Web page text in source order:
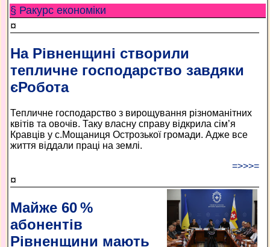
§ Ракурс економiки
¤
На Рівненщині створили
тепличне господарство завдяки
єРобота
Тепличне господарство з вирощування різноманітних
квітів та овочів. Таку власну справу відкрила сім’я
Кравців у с.Мощаниця Острозької громади. Адже все
життя віддали праці на землі.
=>>>=
¤
Майже 60 %
абонентів
Рівненщини мають